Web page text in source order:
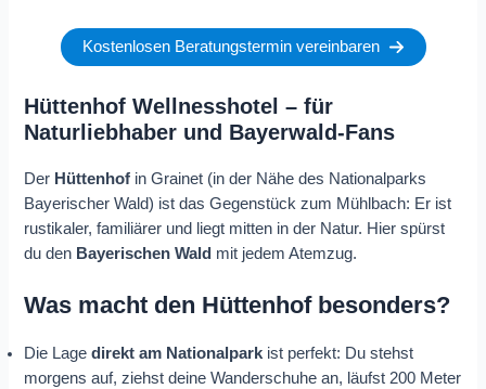
Kostenlosen Beratungstermin vereinbaren
Hüttenhof Wellnesshotel – für
Naturliebhaber und Bayerwald-Fans
Der Hüttenhof in Grainet (in der Nähe des Nationalparks
Bayerischer Wald) ist das Gegenstück zum Mühlbach: Er ist
rustikaler, familiärer und liegt mitten in der Natur. Hier spürst
du den Bayerischen Wald mit jedem Atemzug.
Was macht den Hüttenhof besonders?
Die Lagedirekt am Nationalpark ist perfekt: Du stehst
morgens auf, ziehst deine Wanderschuhe an, läufst 200 Meter